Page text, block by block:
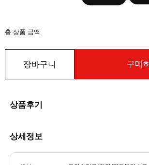
총 상품 금액
장바구니 구매
상품후기
상세정보